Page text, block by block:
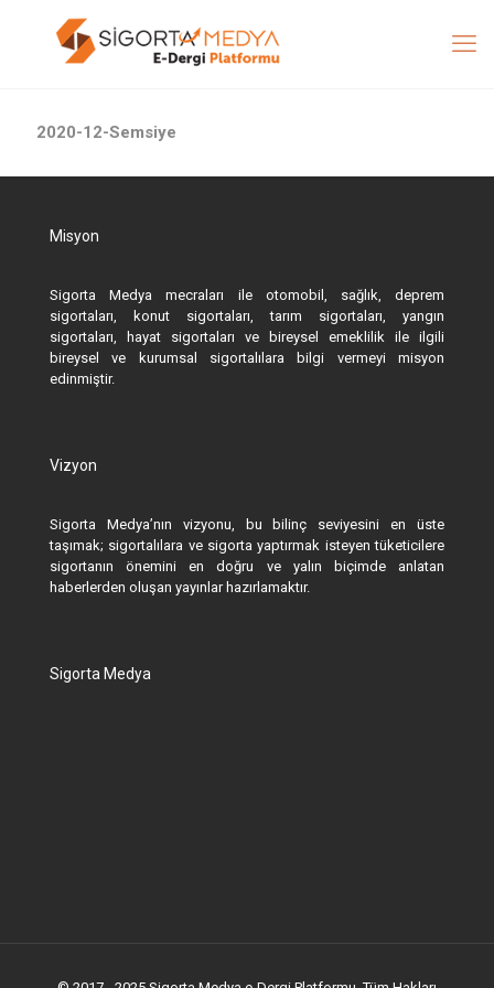
2020-12-Semsiye
Misyon
Sigorta Medya mecraları ile otomobil, sağlık, deprem
sigortaları, konut sigortaları, tarım sigortaları, yangın
sigortaları, hayat sigortaları ve bireysel emeklilik ile ilgili
bireysel ve kurumsal sigortalılara bilgi vermeyi misyon
edinmiştir.
Vizyon
Sigorta Medya’nın vizyonu, bu bilinç seviyesini en üste
taşımak; sigortalılara ve sigorta yaptırmak isteyen tüketicilere
sigortanın önemini en doğru ve yalın biçimde anlatan
haberlerden oluşan yayınlar hazırlamaktır.
Sigorta Medya